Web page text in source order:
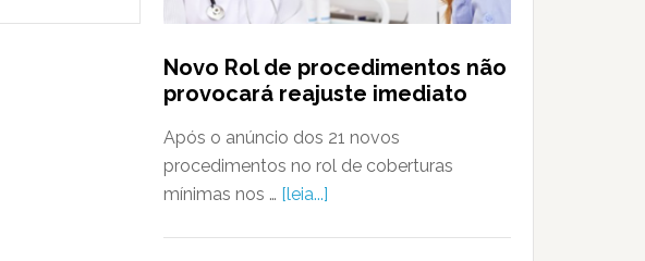
Novo Rol de procedimentos não
provocará reajuste imediato
Após o anúncio dos 21 novos
procedimentos no rol de coberturas
mínimas nos … [leia...]